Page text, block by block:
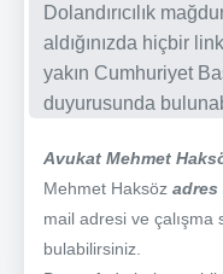
Dolandırıcılık
aldığınızda hiçbir
yakın Cumhuriyet
duyurusunda
Avukat Mehmet
Mehmet Haksöz
mail adresi ve çalışma
bulabilirsiniz.